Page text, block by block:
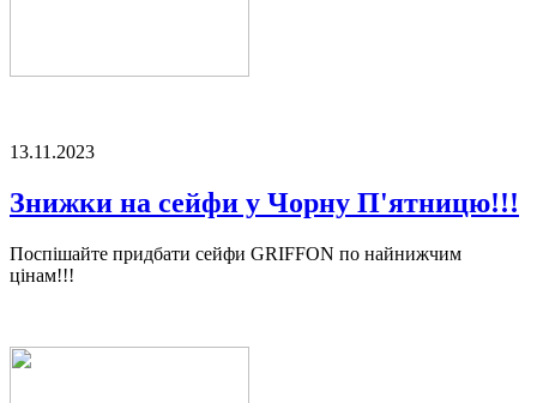
13.11.2023
Знижки на сейфи у Чорну П'ятницю!!!
Поспішайте придбати сейфи GRIFFON по найнижчим
цінам!!!